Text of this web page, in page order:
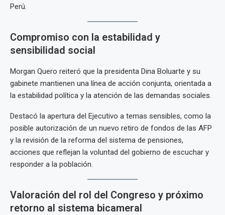
Perú.
Compromiso con la estabilidad y
sensibilidad social
Morgan Quero reiteró que la presidenta Dina Boluarte y su
gabinete mantienen una línea de acción conjunta, orientada a
la estabilidad política y la atención de las demandas sociales.
Destacó la apertura del Ejecutivo a temas sensibles, como la
posible autorización de un nuevo retiro de fondos de las AFP
y la revisión de la reforma del sistema de pensiones,
acciones que reflejan la voluntad del gobierno de escuchar y
responder a la población.
Valoración del rol del Congreso y próximo
retorno al sistema bicameral